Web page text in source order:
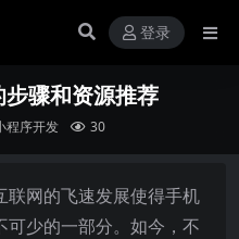
登录
骤和资源推荐
程序开发 30
联网的飞速发展使得手机
可少的一部分。如今，不